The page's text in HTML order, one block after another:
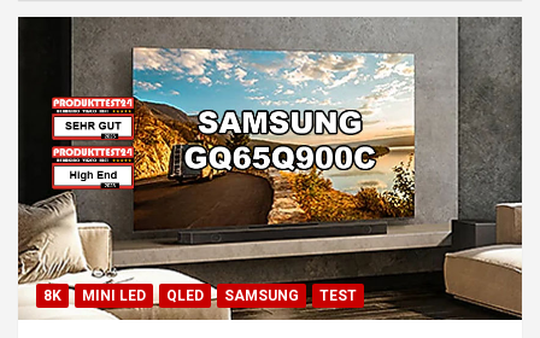
8K MINI LED QLED SAMSUNG TEST